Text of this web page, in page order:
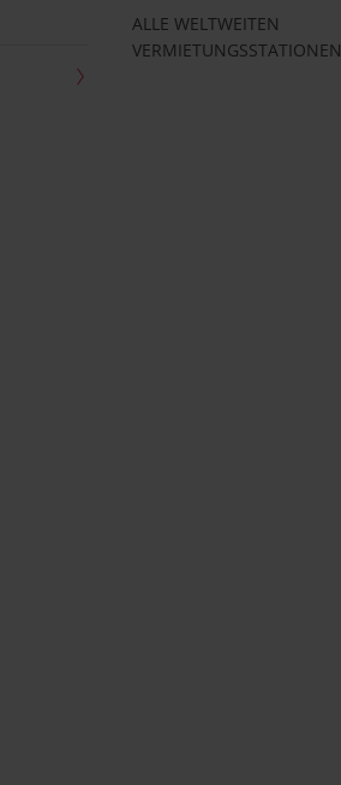
ALLE WELTWEITEN
VERMIETUNGSSTATIONEN